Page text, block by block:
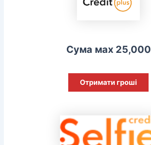
Сума мах 25,000
Отримати гроші